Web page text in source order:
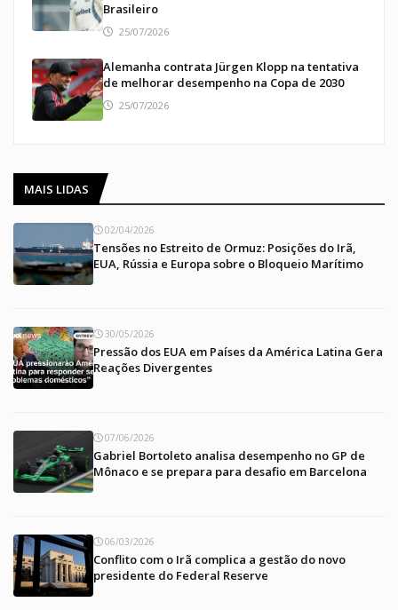
Brasileiro
25/07/2026
Alemanha contrata Jürgen Klopp na tentativa
de melhorar desempenho na Copa de 2030
25/07/2026
MAIS LIDAS
02/04/2026
Tensões no Estreito de Ormuz: Posições do Irã,
EUA, Rússia e Europa sobre o Bloqueio Marítimo
30/05/2026
Pressão dos EUA em Países da América Latina Gera
Reações Divergentes
07/06/2026
Gabriel Bortoleto analisa desempenho no GP de
Mônaco e se prepara para desafio em Barcelona
06/03/2026
Conflito com o Irã complica a gestão do novo
presidente do Federal Reserve